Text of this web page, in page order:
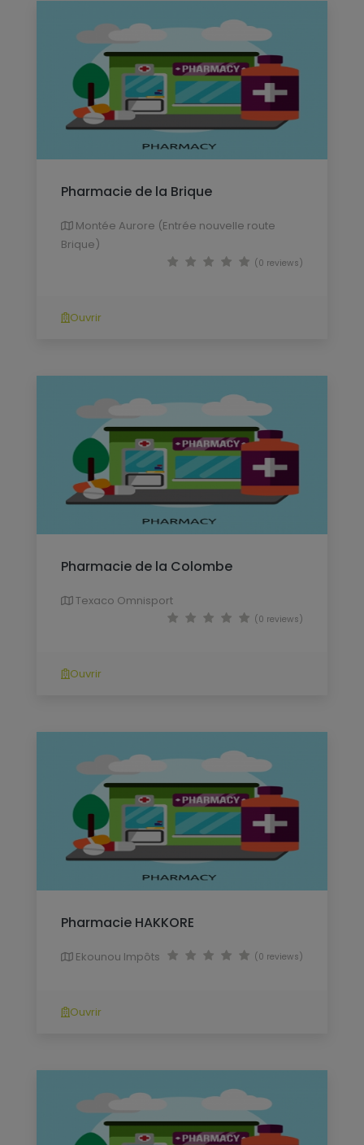
Pharmacie de la Brique
Montée Aurore (Entrée nouvelle route
Brique)
(0 reviews)
Ouvrir
Pharmacie de la Colombe
Texaco Omnisport
(0 reviews)
Ouvrir
Pharmacie HAKKORE
Ekounou Impôts (0 reviews)
Ouvrir